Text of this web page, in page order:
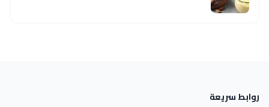
روابط سريعة